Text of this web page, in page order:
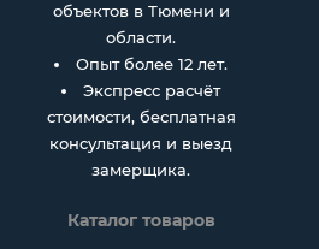
объектов в Тюмени и
области.
Опыт более 12 лет.
Экспресс расчёт
стоимости, бесплатная
консультация и выезд
замерщика.
Каталог товаров